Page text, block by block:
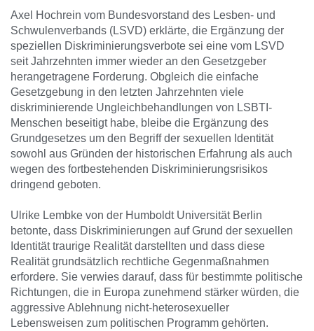
Axel Hochrein vom Bundesvorstand des Lesben- und
Schwulenverbands (LSVD) erklärte, die Ergänzung der
speziellen Diskriminierungsverbote sei eine vom LSVD
seit Jahrzehnten immer wieder an den Gesetzgeber
herangetragene Forderung. Obgleich die einfache
Gesetzgebung in den letzten Jahrzehnten viele
diskriminierende Ungleichbehandlungen von LSBTI-
Menschen beseitigt habe, bleibe die Ergänzung des
Grundgesetzes um den Begriff der sexuellen Identität
sowohl aus Gründen der historischen Erfahrung als auch
wegen des fortbestehenden Diskriminierungsrisikos
dringend geboten.
Ulrike Lembke von der Humboldt Universität Berlin
betonte, dass Diskriminierungen auf Grund der sexuellen
Identität traurige Realität darstellten und dass diese
Realität grundsätzlich rechtliche Gegenmaßnahmen
erfordere. Sie verwies darauf, dass für bestimmte politische
Richtungen, die in Europa zunehmend stärker würden, die
aggressive Ablehnung nicht-heterosexueller
Lebensweisen zum politischen Programm gehörten.